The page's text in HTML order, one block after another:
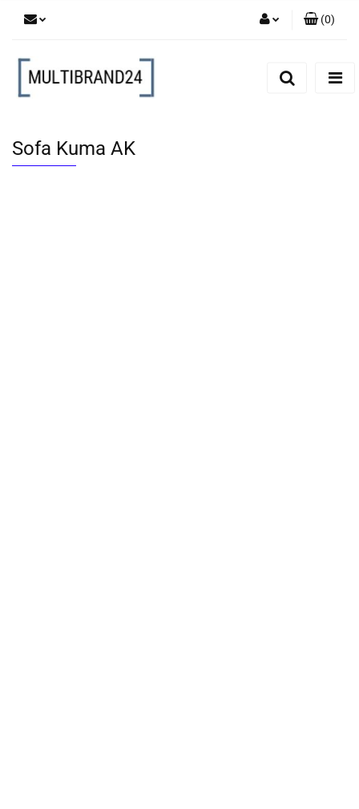
(0)
Sofa Kuma AK